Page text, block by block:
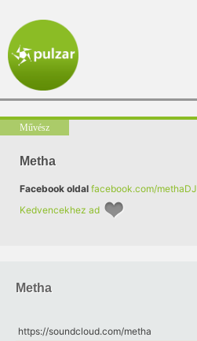
Művész
Metha
Facebook oldal facebook.com/methaDJ
Kedvencekhez ad
Metha
https:/​/​soundcloud.com/​metha